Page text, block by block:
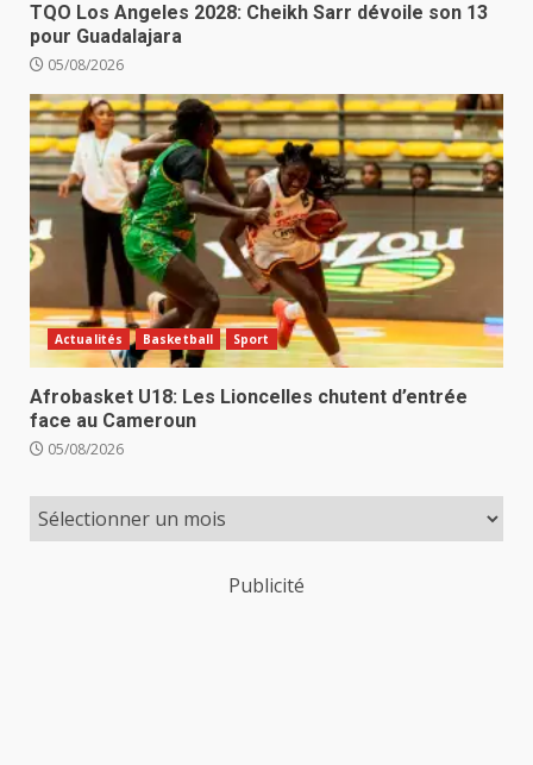
TQO Los Angeles 2028: Cheikh Sarr dévoile son 13
pour Guadalajara
05/08/2026
Actualités Basketball Sport
Afrobasket U18: Les Lioncelles chutent d’entrée
face au Cameroun
05/08/2026
Publicité